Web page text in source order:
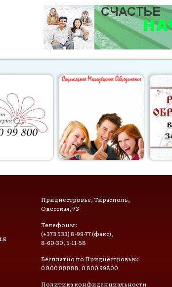
Приднестровье, Тирасполь,
Одесская, 73
Телефоны:
(+373 533) 8-99-77 (факс),
8-60-30, 5-11-58
Бесплатно по Приднестровью:
0 800 88888, 0 800 99800
Политика конфиденциальности